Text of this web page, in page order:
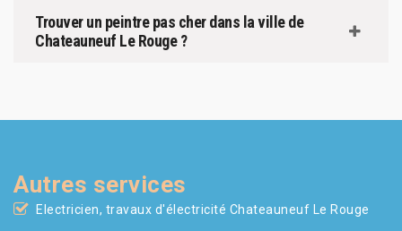
Trouver un peintre pas cher dans la ville de
Chateauneuf Le Rouge ?
Autres services
Electricien, travaux d'électricité Chateauneuf Le Rouge